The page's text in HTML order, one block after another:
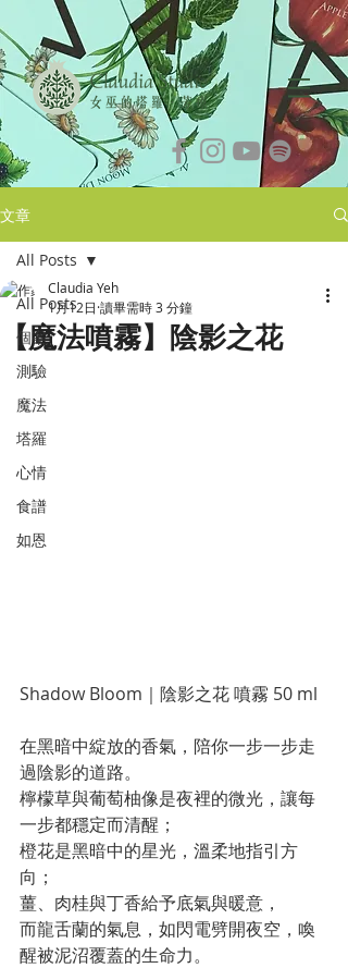
文章
All Posts
個案
測驗
魔法
塔羅
心情
食譜
如恩
All Posts
【魔法噴霧】陰影之花
Claudia Yeh
1月12日 讀畢需時 3 分鐘
Shadow Bloom｜陰影之花 噴霧 50 ml
在黑暗中綻放的香氣，陪你一步一步走
過陰影的道路。
檸檬草與葡萄柚像是夜裡的微光，讓每
一步都穩定而清醒；
橙花是黑暗中的星光，溫柔地指引方
向；
薑、肉桂與丁香給予底氣與暖意，
而龍舌蘭的氣息，如閃電劈開夜空，喚
醒被泥沼覆蓋的生命力。